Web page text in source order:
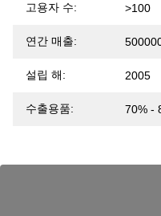
고용자 수: >100
연간 매출:
설립 해: 2005
수출용품: 70% -